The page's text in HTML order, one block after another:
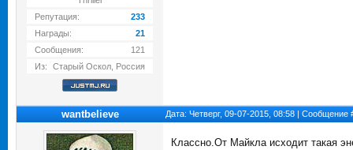
Репутация:
233
Награды:
21
Сообщения:
121
Из:
Старый Оскол, Россия
wantbelieve Дата: Четверг, 09-07-2015, 08:58 | Сообщение
Классно.От Майкла исходит такая